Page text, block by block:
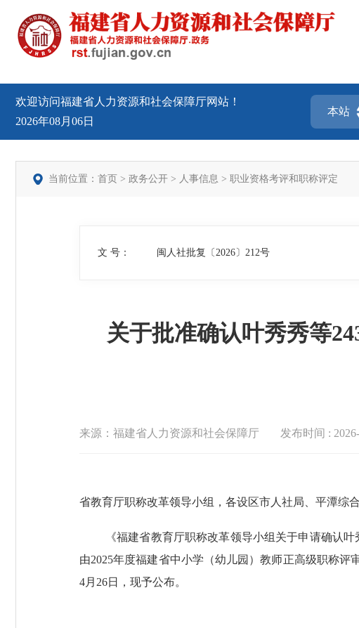
欢迎访问福建省人力资源和社会保障厅网站！
2026年08月06日
当前位置： 首页 > 政务公开 > 人事信息 > 职业资格考评和职称评定
文 号： 闽人社批复〔2026〕212号
关于批准确认叶秀秀等
来源：福建省人力资源和社会保障厅 发布时间 :
省教育厅职称改革领导小组，各设区市人社局、平潭综
《福建省教育厅职称改革领导小组关于申请确认叶
由2025年度福建省中小学（幼儿园）教师正高级职称
4月26日，现予公布。